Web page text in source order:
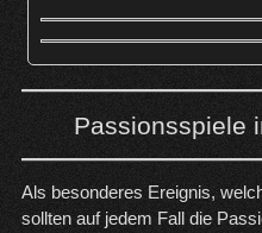
Passionsspiele
Als besonderes Ereignis,
sollten auf jedem Fall die